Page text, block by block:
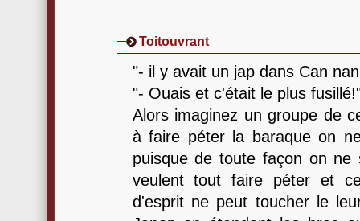
Toitouvrant
"- il y avait un jap dans Can
"- Ouais et c'était le plus
Alors imaginez un groupe de
à faire péter la baraque on
puisque de toute façon on ne
veulent tout faire péter et
d'esprit ne peut toucher le